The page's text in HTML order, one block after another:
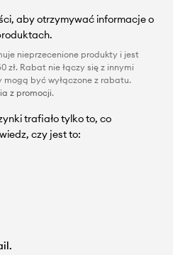
aby otrzymywać informacje o
nieprzecenione produkty i jest
zł. Rabat nie łączy się z innymi
być wyłączone z rabatu.
z promocji.
trafiało tylko to, co
czy jest to: